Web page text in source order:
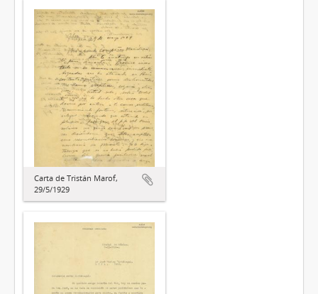
Carta de Tristán Marof,
29/5/1929